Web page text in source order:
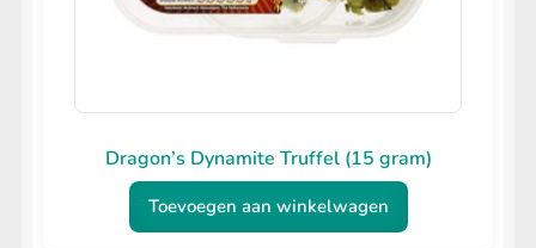
Dragon’s Dynamite Truffel (15 gram)
Toevoegen aan winkelwagen